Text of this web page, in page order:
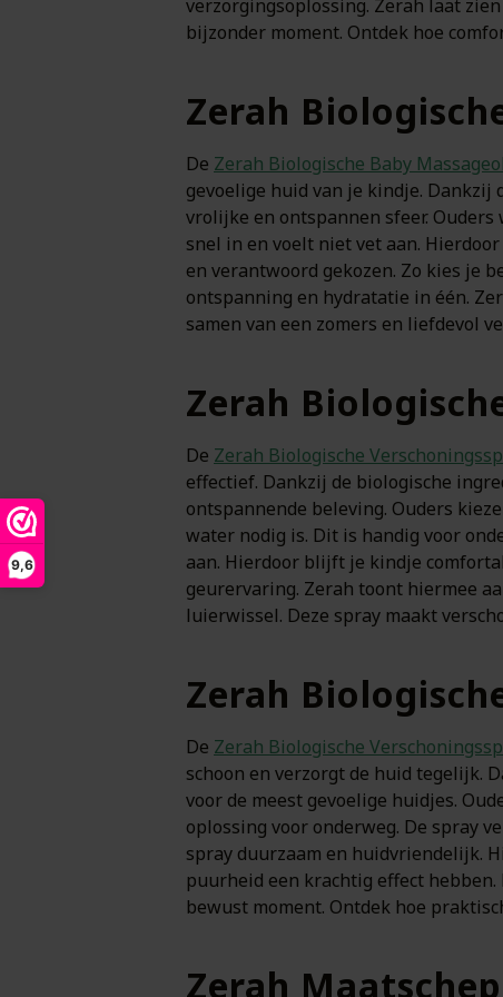
9,6
verzorgingsoplossing. Zerah laat
bijzonder moment. Ontdek hoe
Zerah
De Zerah Biologische Baby
gevoelige huid van je kindje. Dankzij
vrolijke en ontspannen sfeer.
snel in en voelt niet vet aan.
en verantwoord gekozen. Zo kies je
ontspanning en hydratatie in één.
samen van een zomers en liefdevol
Zerah
De Zerah Biologische
effectief. Dankzij de biologische
ontspannende beleving. Ouders
water nodig is. Dit is handig voor
aan. Hierdoor blijft je kindje
geurervaring. Zerah toont hiermee
luierwissel. Deze spray maakt
Zerah
De Zerah Biologische
schoon en verzorgt de huid tegelijk.
voor de meest gevoelige huidjes.
oplossing voor onderweg. De spray
spray duurzaam en huidvriendelijk.
puurheid een krachtig effect
bewust moment. Ontdek hoe
Zerah